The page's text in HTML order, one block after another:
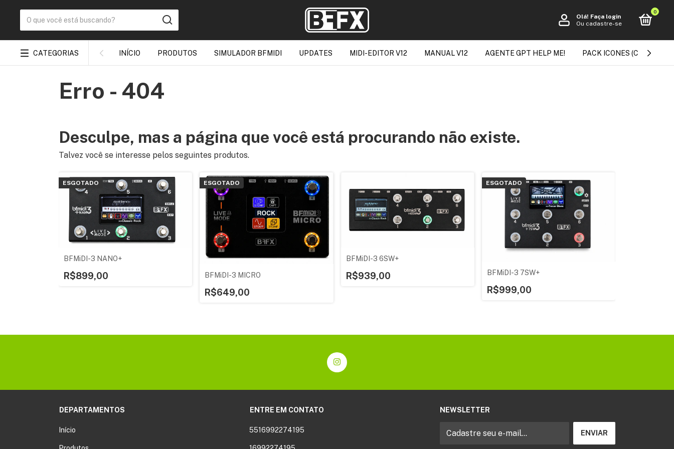
Olá! Faça login
Ou cadastre-se
0
CATEGORIAS INÍCIO PRODUTOS SIMULADOR BFMIDI UPDATES MIDI-EDITOR V12 MANUAL V12 AGENTE GPT HELP ME! PACK ICONES (CLEITON
Erro - 404
Desculpe, mas a página que você está procurando não existe.
Talvez você se interesse pelos seguintes produtos.
ESGOTADO
BFMiDI-3 NANO+
R$899,00
ESGOTADO
BFMiDI-3 MICRO
R$649,00
BFMiDI-3 6SW+
R$939,00
ESGOTADO
BFMiDI-3 7SW+
R$999,00
DEPARTAMENTOS
Início
ENTRE EM CONTATO
5516992274195
NEWSLETTER